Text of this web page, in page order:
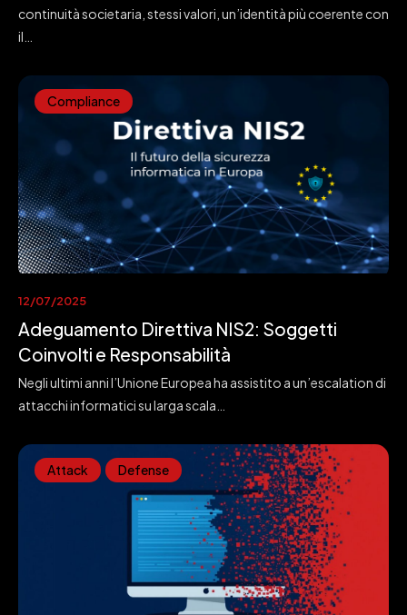
continuità societaria, stessi valori, un’identità più coerente con
il…
Compliance
12/07/2025
Adeguamento Direttiva NIS2: Soggetti
Coinvolti e Responsabilità
Negli ultimi anni l’Unione Europea ha assistito a un’escalation di
attacchi informatici su larga scala…
Attack Defense